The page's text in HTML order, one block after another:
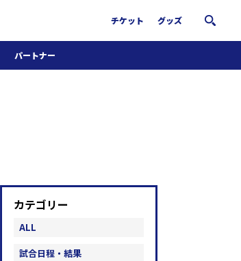
チケット グッズ
パートナー
カテゴリー
ALL
試合日程・結果